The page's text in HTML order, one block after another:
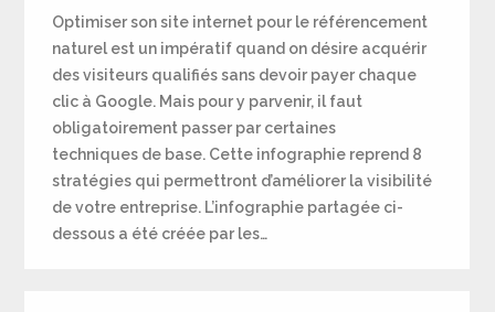
Optimiser son site internet pour le référencement
naturel est un impératif quand on désire acquérir
des visiteurs qualifiés sans devoir payer chaque
clic à Google. Mais pour y parvenir, il faut
obligatoirement passer par certaines
techniques de base. Cette infographie reprend 8
stratégies qui permettront d’améliorer la visibilité
de votre entreprise. L’infographie partagée ci-
dessous a été créée par les…